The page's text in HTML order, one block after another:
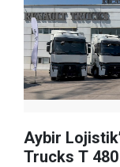
Aybir
Trucks T 480